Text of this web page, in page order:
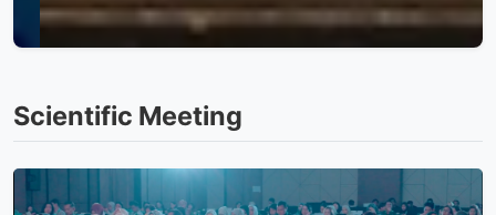
Scientific Meeting